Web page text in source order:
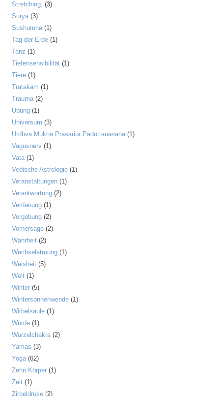
Stretching, (3)
Surya(3)
Sushumna(1)
Tag der Erde (1)
Tanz (1)
Tiefensensibilität (1)
Tiere (1)
Tratakam (1)
Trauma(2)
Übung (1)
Universum (3)
Urdhva Mukha Prasarita Padottanasana(1)
Vagusnerv (1)
Vata(1)
Vedische Astrologie (1)
Veranstaltungen (1)
Verantwortung (2)
Verdauung (1)
Vergebung (2)
Vorhersage (2)
Wahrheit (2)
Wechselatmung (1)
Weisheit (5)
Welt (1)
Winter (5)
Wintersonnenwende (1)
Wirbelsäule (1)
Würde (1)
Wurzelchakra(2)
Yamas (3)
Yoga(62)
Zehn Körper (1)
Zeit (1)
Zirbeldrüse (2)